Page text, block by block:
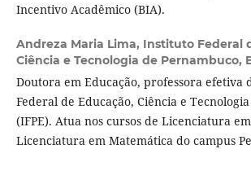
Incentivo Acadêmico (BIA).
Andreza Maria Lima, Instituto Federal
Ciência e Tecnologia de Pernambuco,
Doutora em Educação, professora efetiva
Federal de Educação, Ciência e
(IFPE). Atua nos cursos de Licenciatura
Licenciatura em Matemática do campus